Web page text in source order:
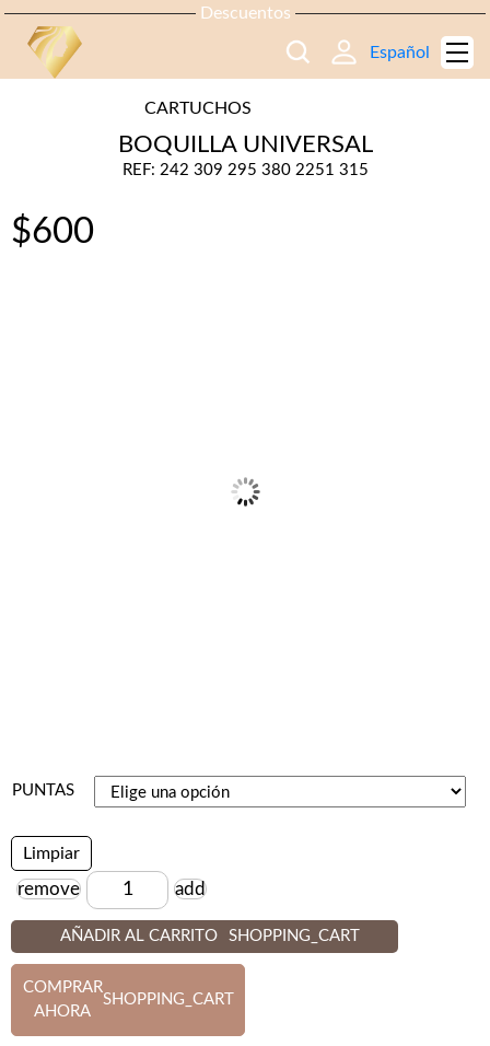
Descuentos
Español
CARTUCHOS
BOQUILLA UNIVERSAL
REF: 242 309 295 380 2251 315
$600
PUNTAS
Limpiar
Cantidad
remove add
AÑADIR AL CARRITO SHOPPING_CART
COMPRAR
AHORA
SHOPPING_CART